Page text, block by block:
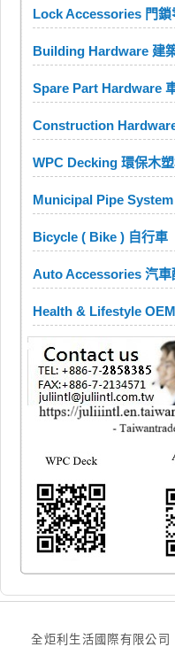
Lock Accessories 門鎖
Building Hardware 建
Spare Part Hardware
Construction
WPC Decking 環保木
Municipal Pipe
Bicycle ( Bike ) 自行車
Auto Accessories 汽車
Health & Lifestyle
全炬利生活國際有限公